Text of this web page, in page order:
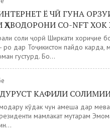
Ё ЧӢ ГУНА
CO-NFT ХОК
соли ҷорӣ Ширкати хориҷие
ро дар Тоҷикистон пайдо карда,
густурд. Бо...
КАФИЛИ
кӯдак чун ҳамеша дар
мамлакат муҳтарам